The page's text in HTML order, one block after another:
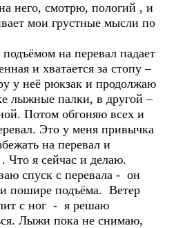
него, смотрю, пологий , и
мои грустные мысли по
на перевал падает
и хватается за стопу –
у неё рюкзак и продолжаю
лыжные палки, в другой –
Потом обгоняю всех и
Это у меня привычка
на перевал и
Что я сейчас и делаю.
спуск с перевала - он
пошире подъёма. Ветер
с ног - я решаю
Лыжи пока не снимаю,